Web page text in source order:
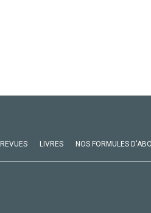
REVUES LIVRES NOS FORMULES